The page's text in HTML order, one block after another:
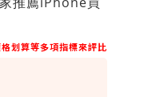
划算等多項指標來評比